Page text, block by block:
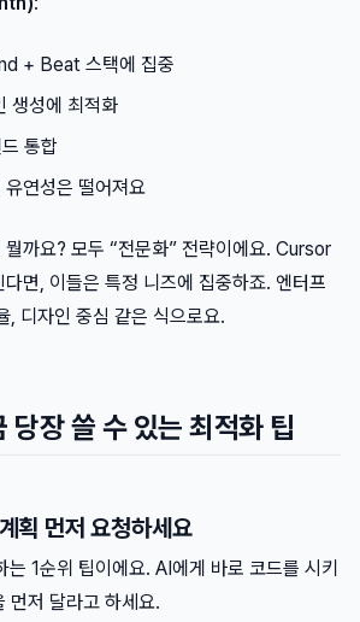
+ Beat 스택에 집중
생성에 최적화
통합
연성은 떨어져요
뭘까요? 모두 “전문화” 전략이에요. Cursor
면, 이들은 특정 니즈에 집중하죠. 엔터프
, 디자인 중심 같은 식으로요.
당장 쓸 수 있는 최적화 팁
획 먼저 요청하세요
는 1순위 팁이에요. AI에게 바로 코드를 시키
먼저 달라고 하세요.